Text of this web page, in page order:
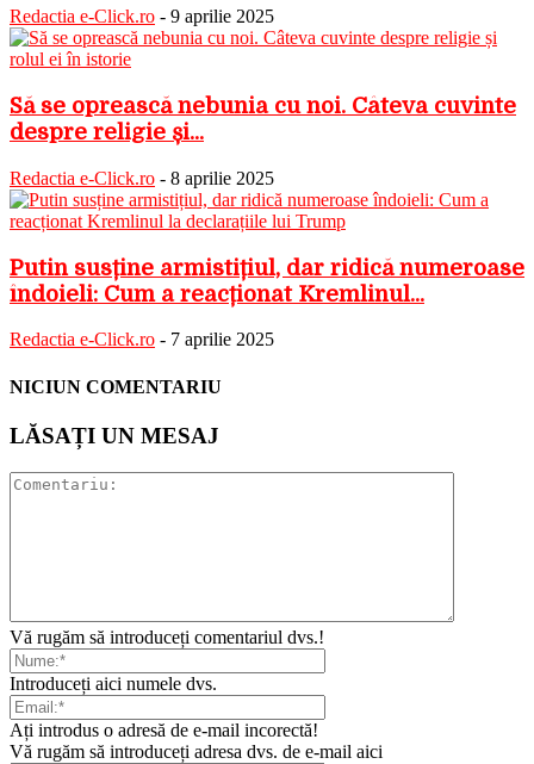
Redactia e-Click.ro - 9 aprilie 2025
Să se oprească nebunia cu noi. Câteva cuvinte
despre religie și...
Redactia e-Click.ro - 8 aprilie 2025
Putin susține armistițiul, dar ridică numeroase
îndoieli: Cum a reacționat Kremlinul...
Redactia e-Click.ro - 7 aprilie 2025
NICIUN COMENTARIU
LĂSAȚI UN MESAJ
Vă rugăm să introduceți comentariul dvs.!
Introduceți aici numele dvs.
Ați introdus o adresă de e-mail incorectă!
Vă rugăm să introduceți adresa dvs. de e-mail aici